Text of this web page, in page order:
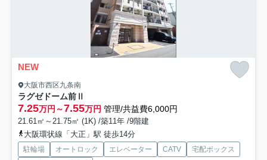
NEW
大阪市西区九条南
ラグゼドーム前Ⅱ
7.25万円～7.55万円 管理/共益費6,000円
21.61㎡～21.75㎡ (1K) /築11年 /9階建
大阪環状線「大正」駅 徒歩14分
駐輪場 オートロック エレベーター CATV
宅配ボックス